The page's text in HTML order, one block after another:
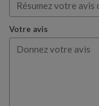
Votre avis